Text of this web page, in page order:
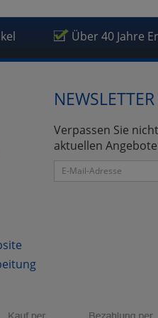
Über 40 Jahre
NEWSLETTER
Verpassen Sie
aktuellen